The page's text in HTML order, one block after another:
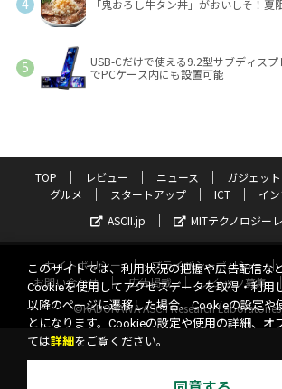
「鬼おろし牛タン丼」がおいしそ！夏
USB-Cだけで使える9.2型サブディス
でPCケース内にも設置可能
TOP レビュー ニュース ガジェット
グルメ
スタートアップ ICT
イ
ASCII.jp
MITテクノロジー
サイトポリシー プライバシーポリシー
お問い合わせ
広告掲載 スタッフ募集
©KADOKAWA ASCII Research
このサイトでは、利用状況の把握や広告配信な
Cookieを使用してアクセスデータを取得・利用
以降のページに遷移した場合、Cookieの設定や
とになります。Cookieの設定や使用の詳細、オ
ては詳細 をご覧ください。